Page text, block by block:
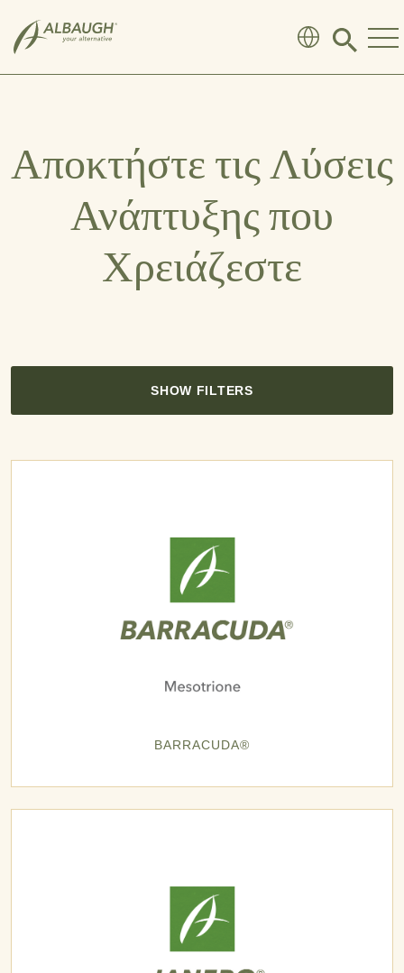
Click
search
Αποκτήστε τις Λύσεις
Ανάπτυξης που
Χρειάζεστε
SHOW FILTERS
BARRACUDA®